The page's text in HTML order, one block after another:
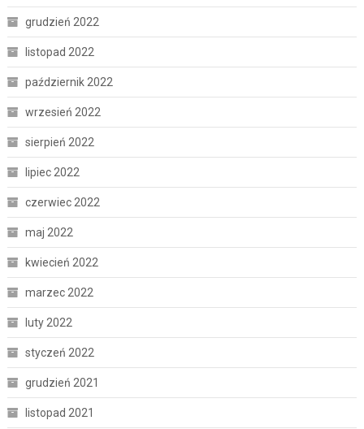
grudzień 2022
listopad 2022
październik 2022
wrzesień 2022
sierpień 2022
lipiec 2022
czerwiec 2022
maj 2022
kwiecień 2022
marzec 2022
luty 2022
styczeń 2022
grudzień 2021
listopad 2021